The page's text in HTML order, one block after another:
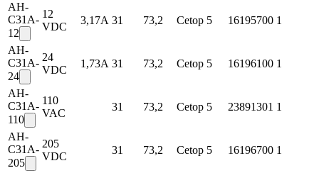
AH-
C31A-
12
12
VDC
3,17A 31 73,2 Cetop 5 16195700 1
AH-
C31A-
24
24
VDC
1,73A 31 73,2 Cetop 5 16196100 1
AH-
C31A-
110
110
VAC
31 73,2 Cetop 5 23891301 1
AH-
C31A-
205
205
VDC
31 73,2 Cetop 5 16196700 1